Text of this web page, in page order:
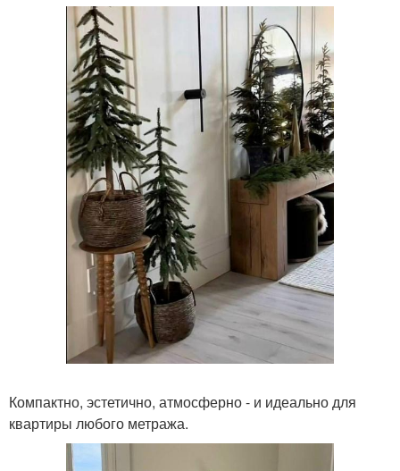
Компактно, эстетично, атмосферно - и идеально для
квартиры любого метража.